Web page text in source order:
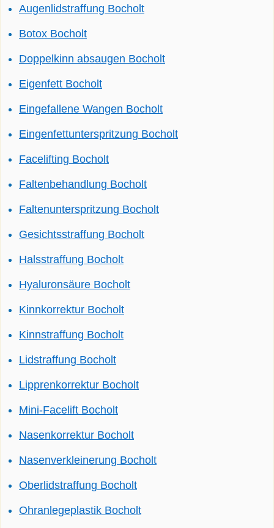
Augenlidstraffung Bocholt
Botox Bocholt
Doppelkinn absaugen Bocholt
Eigenfett Bocholt
Eingefallene Wangen Bocholt
Eingenfettunterspritzung Bocholt
Facelifting Bocholt
Faltenbehandlung Bocholt
Faltenunterspritzung Bocholt
Gesichtsstraffung Bocholt
Halsstraffung Bocholt
Hyaluronsäure Bocholt
Kinnkorrektur Bocholt
Kinnstraffung Bocholt
Lidstraffung Bocholt
Lipprenkorrektur Bocholt
Mini-Facelift Bocholt
Nasenkorrektur Bocholt
Nasenverkleinerung Bocholt
Oberlidstraffung Bocholt
Ohranlegeplastik Bocholt